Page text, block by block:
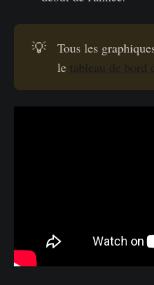
💡
Tous les
le tableau de bord